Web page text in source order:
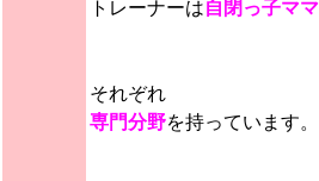
トレーナーは自閉っ子ママ
それぞれ
専門分野を持っています。